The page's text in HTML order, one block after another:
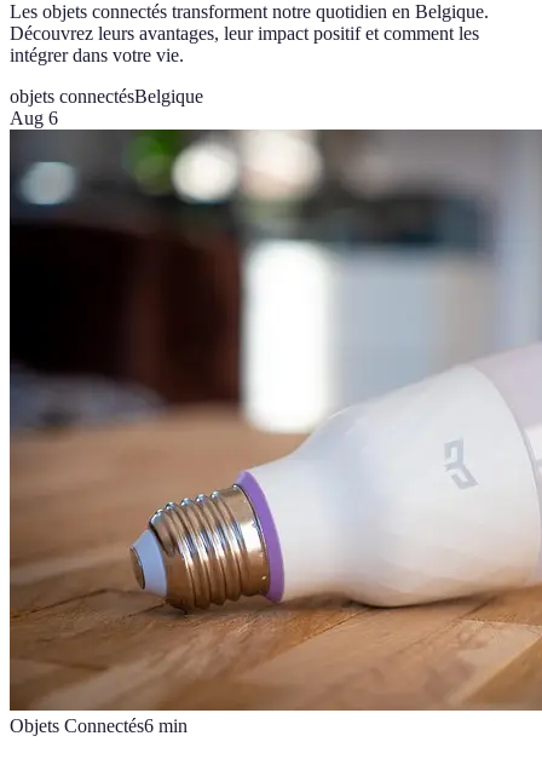
Les objets connectés transforment notre quotidien en Belgique.
Découvrez leurs avantages, leur impact positif et comment les
intégrer dans votre vie.
objets connectésBelgique
Aug 6
Objets Connectés6 min